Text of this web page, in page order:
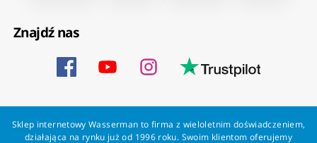
Znajdź nas
Sklep internetowy Wasserman to firma z wieloletnim doświadczeniem,
działająca na rynku już od 1996 roku. Swoim klientom oferujemy